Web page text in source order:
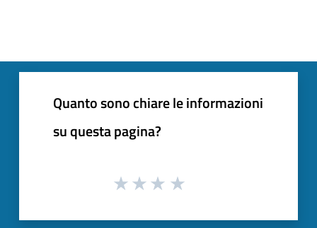
Quanto sono chiare le informazioni
su questa pagina?